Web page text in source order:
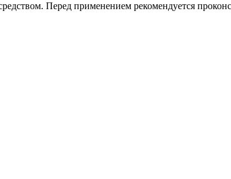
Перед применением рекомендуется